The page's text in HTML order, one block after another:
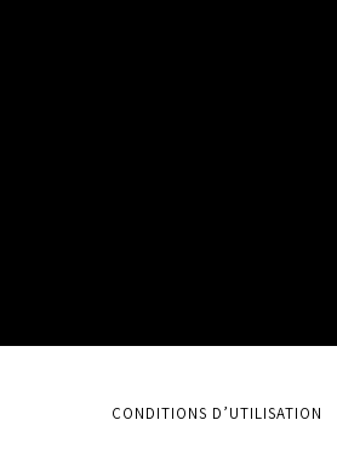
CONDITIONS D’UTILISATION